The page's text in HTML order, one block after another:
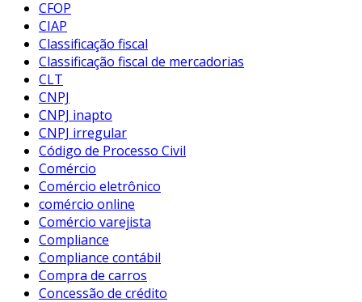
CFOP
CIAP
Classificação fiscal
Classificação fiscal de mercadorias
CLT
CNPJ
CNPJ inapto
CNPJ irregular
Código de Processo Civil
Comércio
Comércio eletrônico
comércio online
Comércio varejista
Compliance
Compliance contábil
Compra de carros
Concessão de crédito